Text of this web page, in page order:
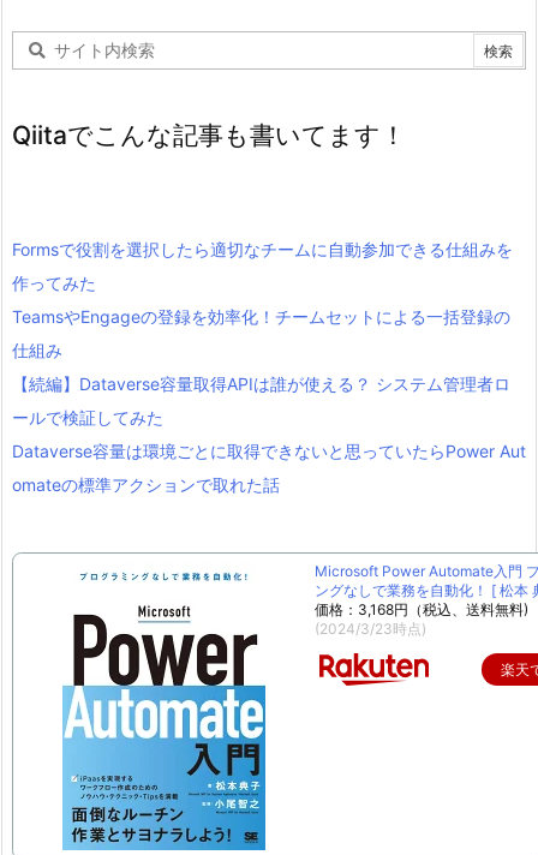
Qiitaでこんな記事も書いてます！
Formsで役割を選択したら適切なチームに自動参加できる仕組みを
作ってみた
TeamsやEngageの登録を効率化！チームセットによる一括登録の
仕組み
【続編】Dataverse容量取得APIは誰が使える？ システム管理者ロ
ールで検証してみた
Dataverse容量は環境ごとに取得できないと思っていたらPower Aut
omateの標準アクションで取れた話
Microsoft Power Automate入門
ングなしで業務を自動化！ [ 松本
価格：3,168円（税込、送料無料)
(2024/3/23時点)
楽天